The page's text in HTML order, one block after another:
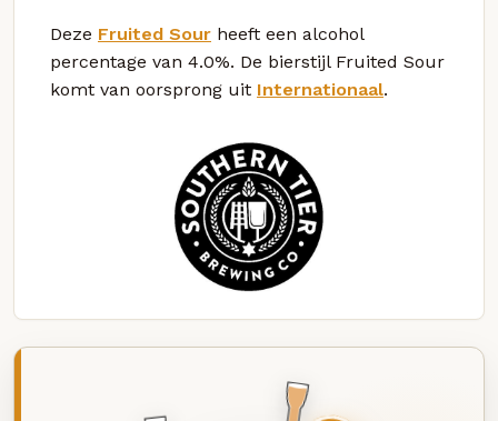
Deze Fruited Sour heeft een alcohol
percentage van 4.0%. De bierstijl Fruited Sour
komt van oorsprong uit Internationaal.